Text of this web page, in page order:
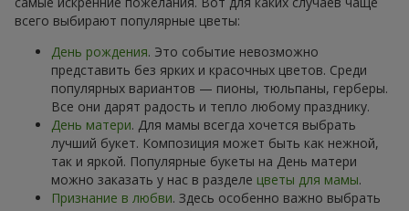
всего выбирают популярные цветы:
День рождения. Это событие невозможно
представить без ярких и красочных цветов. Среди
популярных вариантов — пионы, тюльпаны, герберы.
Все они дарят радость и тепло любому празднику.
День матери. Для мамы всегда хочется выбрать
лучший букет. Композиция может быть как нежной,
так и яркой. Популярные букеты на День матери
можно заказать у нас в разделе цветы для мамы.
Признание в любви. Здесь особенно важно выбрать